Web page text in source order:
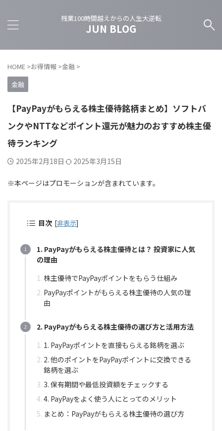
残業100時間越えからの人生大逆転
JUN BLOG
HOME >お得情報 >金融 >
金融
【PayPayがもらえる株主優待銘柄まとめ】ソフトバ
ンクやNTTなどポイント還元が魅力のおすすめ株主優
待ランキング
2025年2月18日 2025年3月15日
※本ページはプロモーションが含まれています。
目次 [非表示]
1. PayPayがもらえる株主優待とは？ 投資家に人気
の理由
株主優待でPayPayポイントをもらう仕組み
PayPayポイントがもらえる株主優待の人気の理
由
2. PayPayがもらえる株主優待の選び方と活用方法
1. PayPayポイントを直接もらえる銘柄を選ぶ
2. 他のポイントをPayPayポイントに交換できる
銘柄を選ぶ
3. 保有期間や最低投資額をチェックする
4. PayPayをよく使う人にとってのメリット
まとめ：PayPayがもらえる株主優待の選び方